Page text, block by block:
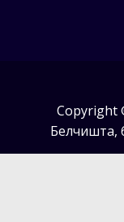
Copyright
Белчишта,